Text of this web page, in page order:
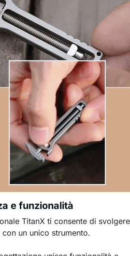
e funzionalità
TitanX ti consente di svolgere
un unico strumento.